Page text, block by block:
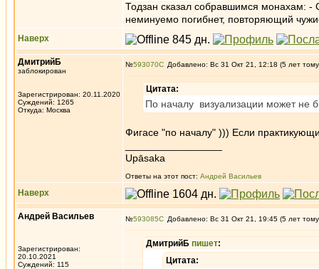
Тодзан сказал собравшимся монахам:
неминуемо погибнет, повторяющий
Наверх
ДмитрийБ
заблокирован
Зарегистрирован: 20.11.2020
Суждений: 1265
Откуда: Москва
№593070 Добавлено: Вс 31 Окт 21, 12:18 (5 лет
Цитата:
По началу визуализации может не
Фигасе "по началу" ))) Если
Upāsaka
Ответы на этот пост: Андрей Васильев
Наверх
Андрей Васильев
Зарегистрирован:
20.10.2021
Суждений: 115
№593085 Добавлено: Вс 31 Окт 21, 19:45 (5 лет
ДмитрийБ пишет:
Цитата: